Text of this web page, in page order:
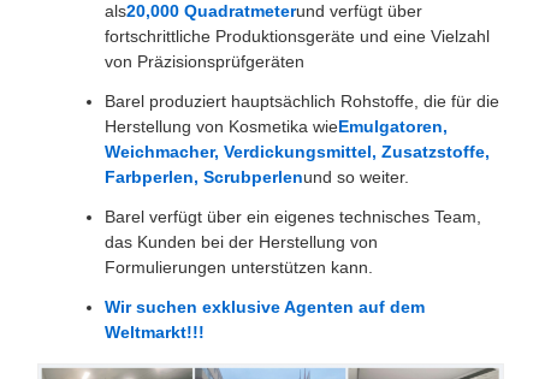
als20,000 Quadratmeterund verfügt über
fortschrittliche Produktionsgeräte und eine Vielzahl
von Präzisionsprüfgeräten
Barel produziert hauptsächlich Rohstoffe, die für die
Herstellung von Kosmetika wieEmulgatoren,
Weichmacher, Verdickungsmittel, Zusatzstoffe,
Farbperlen, Scrubperlenund so weiter.
Barel verfügt über ein eigenes technisches Team,
das Kunden bei der Herstellung von
Formulierungen unterstützen kann.
Wir suchen exklusive Agenten auf dem
Weltmarkt!!!